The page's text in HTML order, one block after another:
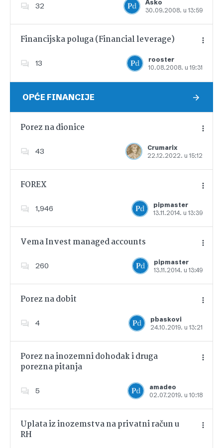
32
Asko
30.09.2008. u 13:59
Dodajte u favorite
Financijska poluga (Financial leverage)
13
rooster
10.08.2008. u 19:31
Dodajte u favorite
OPĆE FINANCIJE
Porez na dionice
43
Crumarix
22.12.2022. u 15:12
Dodajte u favorite
FOREX
1,946
pipmaster
13.11.2014. u 13:39
Dodajte u favorite
Vema Invest managed accounts
260
pipmaster
13.11.2014. u 13:49
Dodajte u favorite
Porez na dobit
4
pbaskovi
24.10.2019. u 13:21
Dodajte u favorite
Porez na inozemni dohodak i druga
porezna pitanja
5
amadeo
02.07.2019. u 10:18
Dodajte u favorite
Uplata iz inozemstva na privatni račun u
RH